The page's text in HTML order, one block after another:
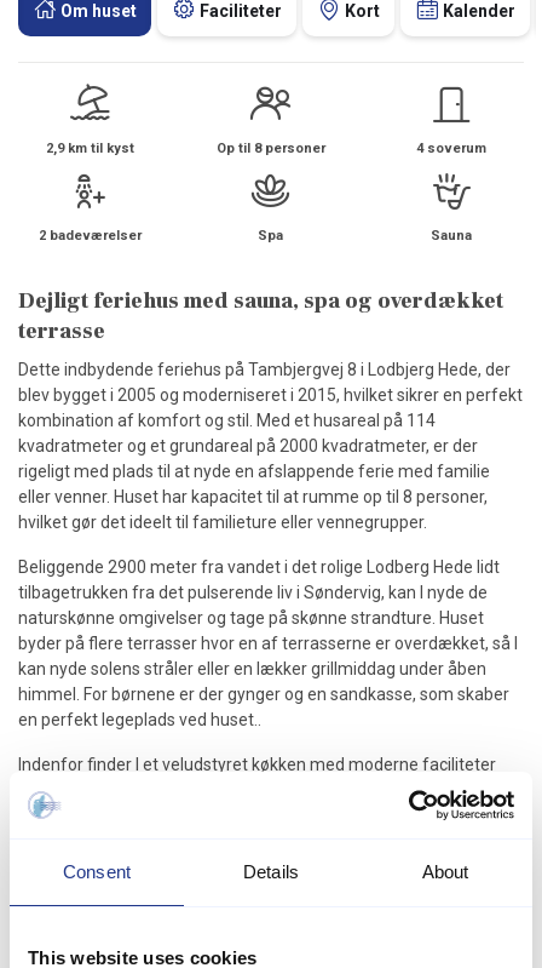
Consent Details About
This website uses cookies
Om huset Faciliteter Kort Kalender
2,9 km til kyst Op til 8 personer 4 soverum
2 badeværelser Spa Sauna
Dejligt feriehus med sauna, spa og overdækket
terrasse
Dette indbydende feriehus på Tambjergvej 8 i Lodbjerg Hede, der
blev bygget i 2005 og moderniseret i 2015, hvilket sikrer en perfekt
kombination af komfort og stil. Med et husareal på 114
kvadratmeter og et grundareal på 2000 kvadratmeter, er der
rigeligt med plads til at nyde en afslappende ferie med familie
eller venner. Huset har kapacitet til at rumme op til 8 personer,
hvilket gør det ideelt til familieture eller vennegrupper.
Beliggende 2900 meter fra vandet i det rolige Lodberg Hede lidt
tilbagetrukken fra det pulserende liv i Søndervig, kan I nyde de
naturskønne omgivelser og tage på skønne strandture. Huset
byder på flere terrasser hvor en af terrasserne er overdækket, så I
kan nyde solens stråler eller en lækker grillmiddag under åben
himmel. For børnene er der gynger og en sandkasse, som skaber
en perfekt legeplads ved huset..
Indenfor finder I et veludstyret køkken med moderne faciliteter
som mikrobølgeovn, ovn, keramisk komfur, køleskab, fryser (90
liter), opvaskemaskine og kaffemaskine. Det åbne køkken er i
fjernsynet, der tilbyder både dansk og tysk TV, samt
Boligen har i alt 4 soveværelser, hvoraf 3 er udstyret med